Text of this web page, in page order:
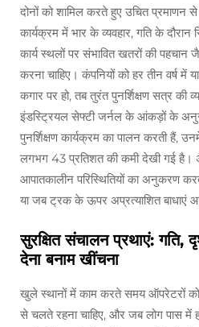
दोनों को शामिल करते हुए उचित प्रमाणन
कार्यक्रम में भार के व्यवहार, गति के
कार्य स्थलों पर संभावित खतरों की पहचान
करना चाहिए। कंपनियों को हर तीन वर्ष में
कगार पर हो, तब तुरंत पुनर्शिक्षण सत्र की
इंडस्ट्रियल सेफ्टी जर्नल के आंकड़ों के
पुनर्शिक्षण कार्यक्रम का पालन करती हैं,
लगभग 43 प्रतिशत की कमी देखी गई है।
आपातकालीन परिस्थितियों का अनुकरण
या जब ट्रक के ऊपर अप्रत्याशित बाधाएं
सुरक्षित संचालन प्रथाएं: गति,
देना बनाम खींचना
खुले स्थानों में काम करते समय ऑपरेटरों
से चलते रहना चाहिए, और जब लोग पास में